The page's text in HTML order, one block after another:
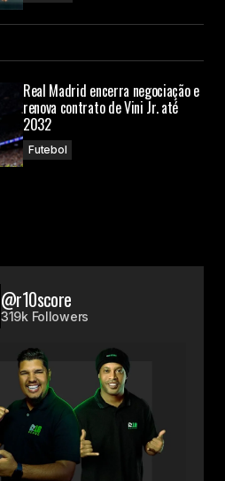
Real Madrid encerra negociação e
renova contrato de Vini Jr. até
2032
Futebol
@r10score
319k Followers